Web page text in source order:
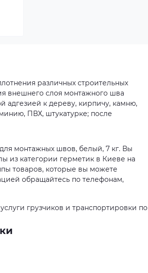
различных строительных
внешнего слоя монтажного шва
адгезией к дереву, кирпичу, камню,
ПВХ, штукатурке; после
монтажных швов, белый, 7 кг. Вы
из категории герметик в Киеве на
товаров, которые вы можете
обращайтесь по телефонам,
грузчиков и транспортировки по